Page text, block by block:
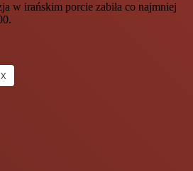
w irańskim porcie zabiła co najmniej
X